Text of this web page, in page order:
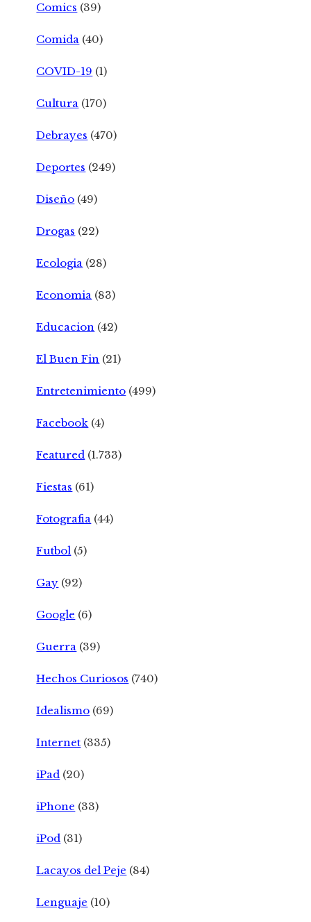
Comics (39)
Comida (40)
COVID-19 (1)
Cultura (170)
Debrayes (470)
Deportes (249)
Diseño (49)
Drogas (22)
Ecologia (28)
Economia (83)
Educacion (42)
El Buen Fin (21)
Entretenimiento (499)
Facebook (4)
Featured (1.733)
Fiestas (61)
Fotografia (44)
Futbol (5)
Gay (92)
Google (6)
Guerra (39)
Hechos Curiosos (740)
Idealismo (69)
Internet (335)
iPad (20)
iPhone (33)
iPod (31)
Lacayos del Peje (84)
Lenguaje (10)